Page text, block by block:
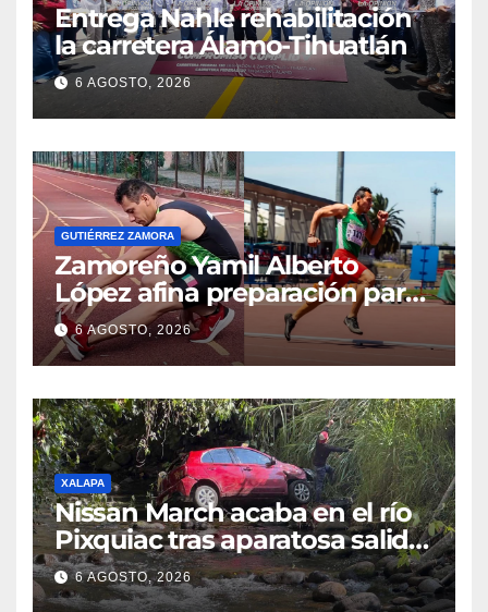
Entrega Nahle rehabilitación
la carretera Álamo-Tihuatlán
6 AGOSTO, 2026
GUTIÉRREZ ZAMORA
Zamoreño Yamil Alberto
López afina preparación para
participar en el Mundial
Máster de Atletismo en Corea
del Sur
6 AGOSTO, 2026
XALAPA
Nissan March acaba en el río
Pixquiac tras aparatosa salida
de camino en la carretera
Briones
6 AGOSTO, 2026